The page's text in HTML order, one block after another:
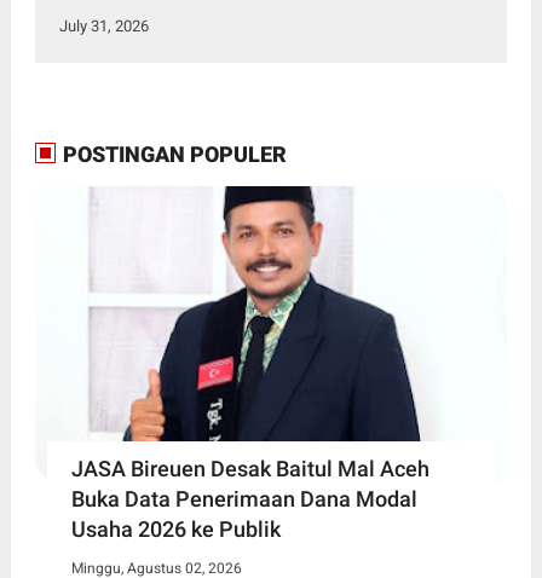
July 31, 2026
POSTINGAN POPULER
JASA Bireuen Desak Baitul Mal Aceh
Buka Data Penerimaan Dana Modal
Usaha 2026 ke Publik
Minggu, Agustus 02, 2026